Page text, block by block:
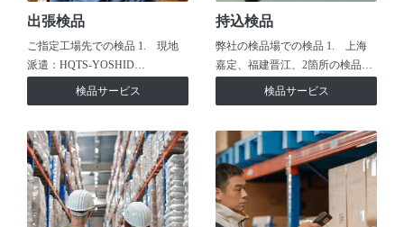
出張検品
ご指定工場先での検品 1. 現地
派遣：HQTS-YOSHID…
検品サービス
持込検品
弊社の検品場での検品 1. 上海
嘉定、福建晋江、2箇所の検品…
検品サービス